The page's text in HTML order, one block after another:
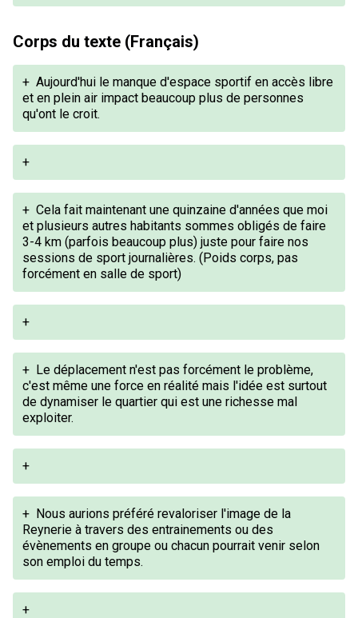
Corps du texte (Français)
+ Aujourd'hui le manque d'espace sportif en accès libre
et en plein air impact beaucoup plus de personnes
qu'ont le croit.
+
+ Cela fait maintenant une quinzaine d'années que moi
et plusieurs autres habitants sommes obligés de faire
3-4 km (parfois beaucoup plus) juste pour faire nos
sessions de sport journalières. (Poids corps, pas
forcément en salle de sport)
+
+ Le déplacement n'est pas forcément le problème,
c'est même une force en réalité mais l'idée est surtout
de dynamiser le quartier qui est une richesse mal
exploiter.
+
+ Nous aurions préféré revaloriser l'image de la
Reynerie à travers des entrainements ou des
évènements en groupe ou chacun pourrait venir selon
son emploi du temps.
+